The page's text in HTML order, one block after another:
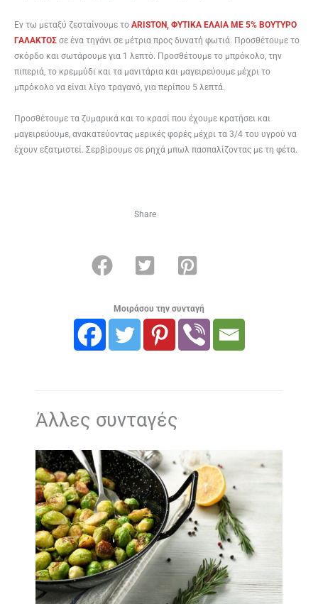
Εν τω μεταξύ ζεσταίνουμε το ARISTON, ΦΥΤΙΚΑ ΕΛΑΙΑ ME 5% BOYTYΡΟ
ΓΑΛΑΚΤΟΣ σε ένα τηγάνι σε μέτρια προς δυνατή φωτιά. Προσθέτουμε το
σκόρδο και σωτάρουμε για 1 λεπτό. Προσθέτουμε το μπρόκολο, την
πιπεριά, το κρεμμύδι και τα μανιτάρια και μαγειρεύουμε μέχρι το
μπρόκολο να είναι λίγο τραγανό, για περίπου 5 λεπτά.
Προσθέτουμε τα ζυμαρικά και το κρασί που έχουμε κρατήσει και
μαγειρεύουμε, ανακατεύοντας μερικές φορές μέχρι τα 3/4 του υγρού να
έχουν εξατμιστεί. Σερβίρουμε σε ρηχά μπωλ πασπαλίζοντας με τη φέτα.
Share
Μοιράσου την συνταγή
Άλλες συνταγές